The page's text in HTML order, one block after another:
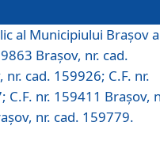
al Municipiului Braşov a
Brașov, nr. cad.
cad. 159926; C.F. nr.
C.F. nr. 159411 Brașov,
nr. cad. 159779.